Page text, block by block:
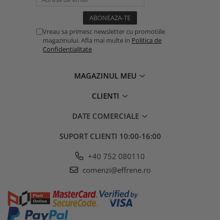
Vreau sa primesc newsletter cu promotiile
magazinului. Afla mai multe in Politica de
Confidentialitate
MAGAZINUL MEU
CLIENTI
DATE COMERCIALE
SUPORT CLIENTI 10:00-16:00
+40 752 080110
comenzi@effrene.ro